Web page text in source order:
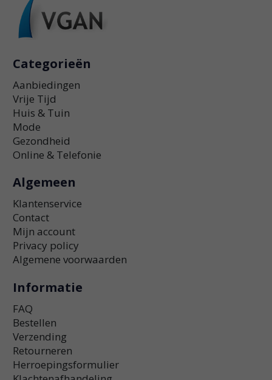
Categorieën
Aanbiedingen
Vrije Tijd
Huis & Tuin
Mode
Gezondheid
Online & Telefonie
Algemeen
Klantenservice
Contact
Mijn account
Privacy policy
Algemene voorwaarden
Informatie
FAQ
Bestellen
Verzending
Retourneren
Herroepingsformulier